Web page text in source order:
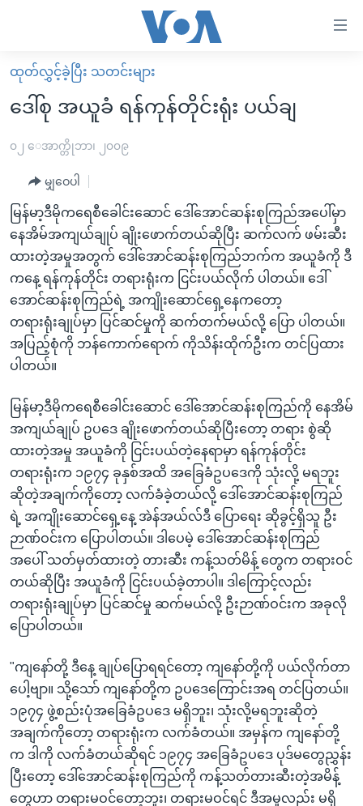
လွယ်ကူ
စေ
Link
များ
ပင်မ
အကြောင်းအရာ
သို့
ကျော်
ကြည့်
ရန်
ပင်မ
အ
စာမျက်နှာ
သို့
ကျော်
ကြည့်
ရန်
ရှာဖွေ
ရန်
နေရာ
သို့
ကျော်
ရန်
မူလစာမျက်နှာ
မြန်မာ
ကမ္ဘာ့သတင်းများ
နိုင်ငံတကာ
အမေရိကန်
တရုတ်
အစ္စရေး-ပါလက်စတိုင်း
သတင်းလွတ်လပ်ခွင့်
ရပ်ဝန်းတခု လမ်းတခု အလွန်
အင်္ဂလိပ်စာလေ့လာမယ်
အမေရိကန်သုံးအီဒီယံ
မကြေးမုံရဲ့ အင်္ဂလိပ်စာ
ရုပ်ရှင်ထဲက အင်္ဂလိပ်စာ
အပတ်စဉ်ကဏ္ဍများ
ရေဒီယို
တီဗွီ
ရေဒီယိုနှင့်ရုပ်သံ အချက်အလက်များ
ရေဒီယို/တီဗွီအစီအစဉ်
ဗွီအိုအေ လူမှုကွန်ယက်များ
ဘာသာစကားများ
ထုတ်လွှင့်ခဲ့ပြီး သတင်းများ
ဒေါ်စု အယူခံ ရန်ကုန်တိုင်းရုံး ပယ်ချ
၀၂ ေအာက္တိုဘာ၊ ၂၀၀၉
မျှဝေပါ
မြန်မာ့ဒီမိုကရေစီခေါင်းဆောင် ဒေါ်အောင်ဆန်းစုကြည်အပေါ်မှာ
နေအိမ်အကျယ်ချုပ် ချိုးဖောက်တယ်ဆိုပြီး ဆက်လက် ဖမ်းဆီး
ထားတဲ့အမှုအတွက် ဒေါ်အောင်ဆန်းစုကြည်ဘက်က အယူခံကို ဒီ
ကနေ့ ရန်ကုန်တိုင်း တရားရုံးက ငြင်းပယ်လိုက် ပါတယ်။ ဒေါ်
အောင်ဆန်းစုကြည်ရဲ့ အကျိုးဆောင်ရှေ့နေကတော့
တရားရုံးချုပ်မှာ ပြင်ဆင်မှုကို ဆက်တက်မယ်လို့ ပြော ပါတယ်။
အပြည့်စုံကို ဘန်ကောက်ရောက် ကိုသိန်းထိုက်ဦးက တင်ပြထား
ပါတယ်။
မြန်မာ့ဒီမိုကရေစီခေါင်းဆောင် ဒေါ်အောင်ဆန်းစုကြည်ကို နေအိမ်
အကျယ်ချုပ် ဥပဒေ ချိုးဖောက်တယ်ဆိုပြီးတော့ တရား စွဲဆို
ထားတဲ့အမှု အယူခံကို ငြင်းပယ်တဲ့နေရာမှာ ရန်ကုန်တိုင်း
တရားရုံးက ၁၉၇၄ ခုနှစ်အထိ အခြေခံဥပဒေကို သုံးလို့ မရဘူး
ဆိုတဲ့အချက်ကိုတော့ လက်ခံခဲ့တယ်လို့ ဒေါ်အောင်ဆန်းစုကြည်
ရဲ့ အကျိုးဆောင်ရှေ့နေ့ အဲန်အယ်လ်ဒီ ပြောရေး ဆိုခွင့်ရှိသူ ဦး
ဉာဏ်ဝင်းက ပြောပါတယ်။ ဒါပေမဲ့ ဒေါ်အောင်ဆန်းစုကြည်
အပေါ် သတ်မှတ်ထားတဲ့ တားဆီး ကန့်သတ်မိန့် တွေက တရားဝင်
တယ်ဆိုပြီး အယူခံကို ငြင်းပယ်ခဲ့တာပါ။ ဒါကြောင့်လည်း
တရားရုံးချုပ်မှာ ပြင်ဆင်မှု ဆက်မယ်လို့ ဦးဉာဏ်ဝင်းက အခုလို
ပြောပါတယ်။
"ကျနော်တို့ ဒီနေ့ ချုပ်ပြောရရင်တော့ ကျနော်တို့ကို ပယ်လိုက်တာ
ပေါ့ဗျာ။ သို့သော် ကျနော်တို့က ဥပဒေကြောင်းအရ တင်ပြတယ်။
၁၉၇၄ ဖွဲ့စည်းပုံအခြေခံဥပဒေ မရှိဘူး၊ သုံးလို့မရဘူးဆိုတဲ့
အချက်ကိုတော့ တရားရုံးက လက်ခံတယ်။ အမှန်က ကျနော်တို့
က ဒါကို လက်ခံတယ်ဆိုရင် ၁၉၇၄ အခြေခံဥပဒေ ပုဒ်မတွေညွှန်း
ပြီးတော့ ဒေါ်အောင်ဆန်းစုကြည်ကို ကန့်သတ်တားဆီးတဲ့အမိန့်
တွေဟာ တရားမဝင်တော့ဘူး၊ တရားမဝင်ရင် ဒီအမှုလည်း မရှိ